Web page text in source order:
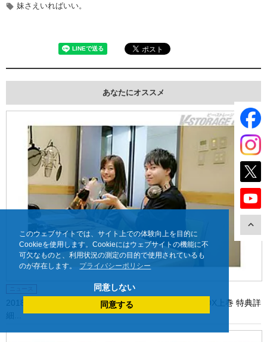
このウェブサイトでは、サイト上での体験向上を目的に
Cookieを使用します。Cookieにはウェブサイトの機能に不
可欠なものと、利用状況の測定の目的で使用されているも
のが存在します。
プライバシーポリシー
同意しない
同意する
妹さえいればいい。
あなたにオススメ
2018年1月26日発売「妹さえいればいい。」Blu-rayBOX上巻 特典詳
細...